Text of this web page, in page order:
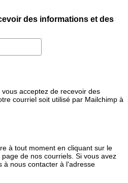
des informations et des
acceptez de recevoir des
courriel soit utilisé par Mailchimp à
à tout moment en cliquant sur le
de nos courriels. Si vous avez
à nous contacter à l'adresse